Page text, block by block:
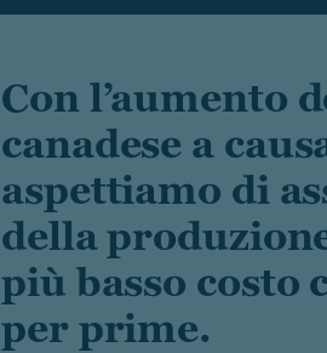
Con l’aumento
canadese a
aspettiamo di
della
più basso costo
per prime.